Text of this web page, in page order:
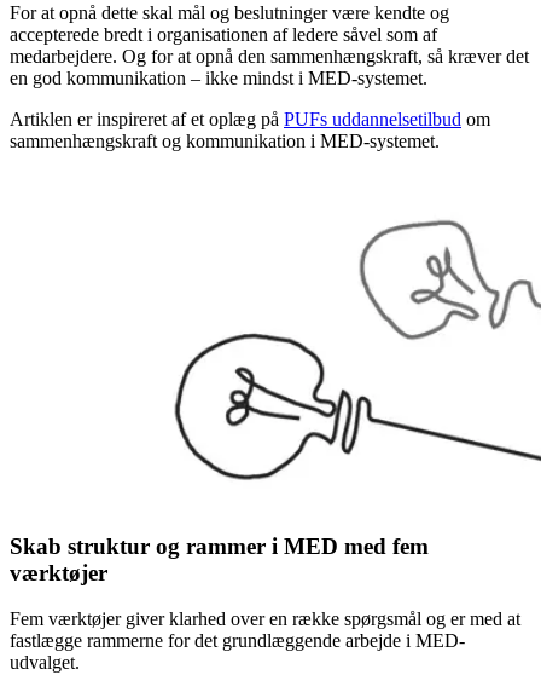
For at opnå dette skal mål og beslutninger være kendte og
accepterede bredt i organisationen af ledere såvel som af
medarbejdere. Og for at opnå den sammenhængskraft, så kræver det
en god kommunikation – ikke mindst i MED-systemet.
Artiklen er inspireret af et oplæg på PUFs uddannelsetilbud om
sammenhængskraft og kommunikation i MED-systemet.
Skab struktur og rammer i MED med fem
værktøjer
Fem værktøjer giver klarhed over en række spørgsmål og er med at
fastlægge rammerne for det grundlæggende arbejde i MED-
udvalget.